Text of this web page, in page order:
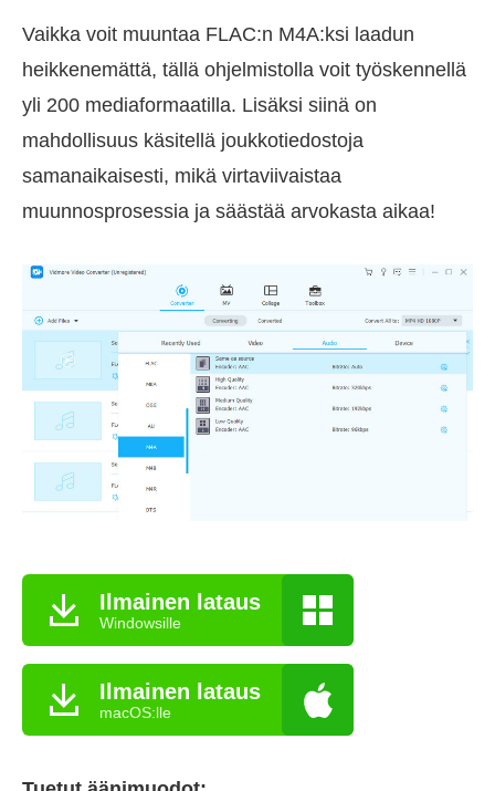
Vaikka voit muuntaa FLAC:n M4A:ksi laadun
heikkenemättä, tällä ohjelmistolla voit työskennellä
yli 200 mediaformaatilla. Lisäksi siinä on
mahdollisuus käsitellä joukkotiedostoja
samanaikaisesti, mikä virtaviivaistaa
muunnosprosessia ja säästää arvokasta aikaa!
Ilmainen lataus
Windowsille
Ilmainen lataus
macOS:lle